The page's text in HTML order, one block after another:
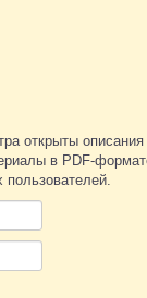
открыты
в PDF-
пользователей.